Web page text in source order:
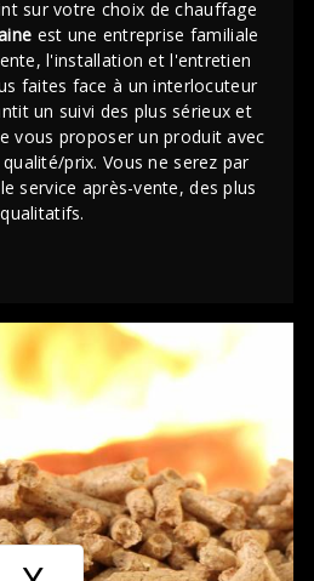
sur votre choix de chauffage
est une entreprise familiale
l'installation et l'entretien
faites face à un interlocuteur
un suivi des plus sérieux et
vous proposer un produit avec
prix. Vous ne serez par
service après-vente, des plus
qualitatifs.